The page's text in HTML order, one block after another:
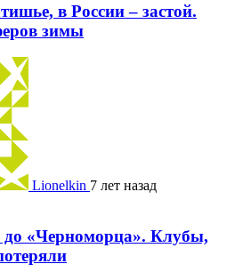
в России – застой.
зимы
Lionelkin 7 лет назад
«Черноморца». Клубы,